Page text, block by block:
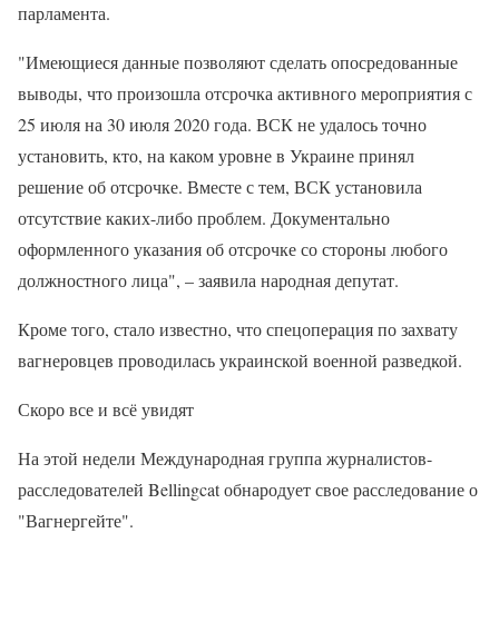
парламента.
"Имеющиеся данные позволяют сделать опосредованные
выводы, что произошла отсрочка активного мероприятия с
25 июля на 30 июля 2020 года. ВСК не удалось точно
установить, кто, на каком уровне в Украине принял
решение об отсрочке. Вместе с тем, ВСК установила
отсутствие каких-либо проблем. Документально
оформленного указания об отсрочке со стороны любого
должностного лица", – заявила народная депутат.
Кроме того, стало известно, что спецоперация по захвату
вагнеровцев проводилась украинской военной разведкой.
Скоро все и всё увидят
На этой недели Международная группа журналистов-
расследователей Bellingcat обнародует свое расследование о
"Вагнергейте".